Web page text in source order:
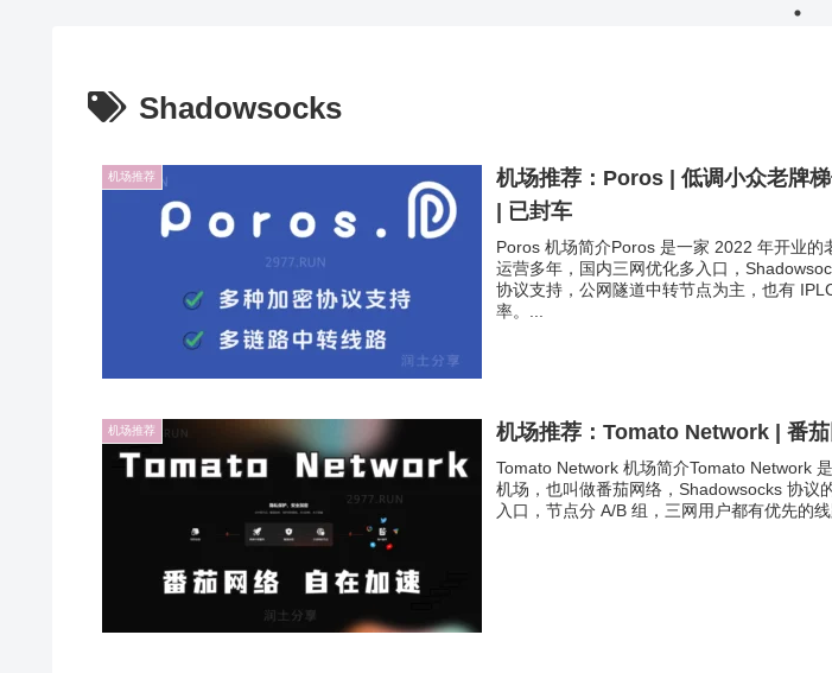
Shadowsocks
机场推荐
机场推荐：Poros | 低调小众老牌
| 已封车
Poros 机场简介Poros 是一家 2022 年开业的
运营多年，国内三网优化多入口，
协议支持，公网隧道中转节点为主，也有
率。...
机场推荐 机场推荐：Tomato Network | 番
Tomato Network 机场简介Tomato Network
机场，也叫做番茄网络，Shadowsocks 协议
入口，节点分 A/B 组，三网用户都有优先的